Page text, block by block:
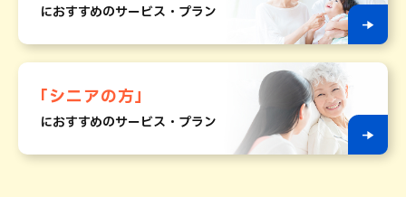
におすすめのサービス・プラン
「シニアの方」
におすすめのサービス・プラン